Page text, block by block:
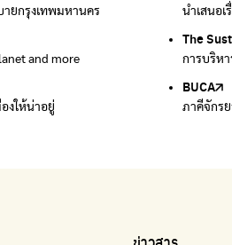
ยกรุงเทพมหานคร นำเสนอเ
and more
The
การบริห
งให้น่าอยู่
BUCA
ภาคีจักรย
แพลตฟอ
บบครบจบในที่เดียว
มือวิเศษ
บริจาคข